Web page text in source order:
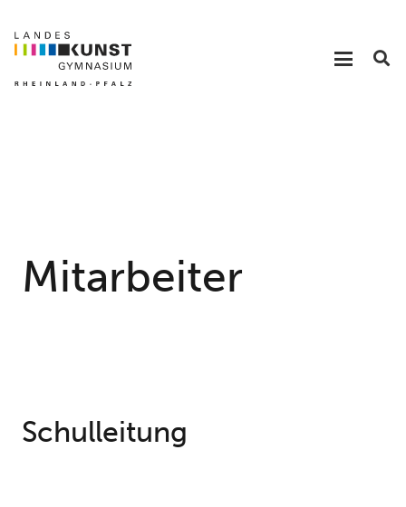
Mitarbeiter
Schulleitung